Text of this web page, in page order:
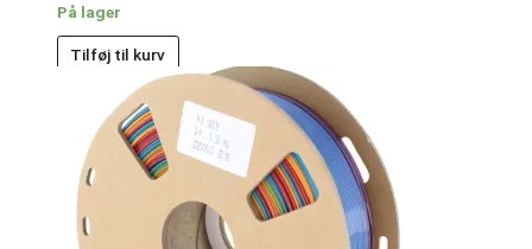
På lager
Tilføj til kurv